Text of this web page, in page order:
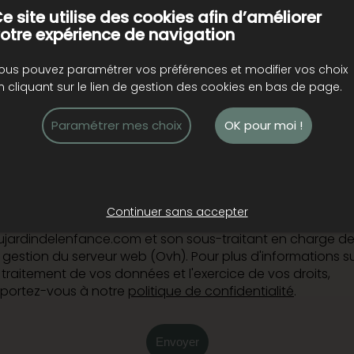
demande
choisir la nature de votre demande
Ne plus recevoir d'offres promotionnelles
réponse à vos demandes d'exercices de droits. Les
sont www.microcreches-
et son sous-traitant en charge
gestion du serveur web (Ovh). Pour plus d'informations
traitement de vos données et l'exercice de vos droits,
vous à notre politique de confidentialité.
Envoyer
site utilise des cookies afin d’améliorer
expérience de navigation
pouvez paramétrer vos préférences et modifier vos choix
cliquant sur le lien de gestion des cookies en bas de page.
Paramétrer mes choix OK pour moi !
Continuer sans accepter